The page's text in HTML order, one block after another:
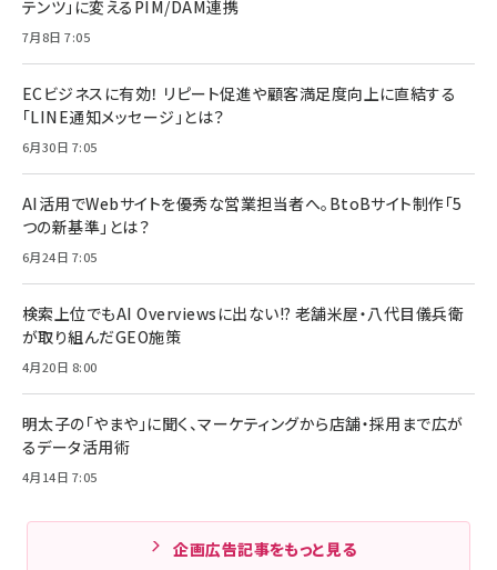
テンツ」に変えるPIM/DAM連携
7月8日 7:05
ECビジネスに有効！ リピート促進や顧客満足度向上に直結する
「LINE通知メッセージ」とは？
6月30日 7:05
AI活用でWebサイトを優秀な営業担当者へ。BtoBサイト制作「5
つの新基準」とは？
6月24日 7:05
検索上位でもAI Overviewsに出ない!? 老舗米屋・八代目儀兵衛
が取り組んだGEO施策
4月20日 8:00
明太子の「やまや」に聞く、マーケティングから店舗・採用まで広が
るデータ活用術
4月14日 7:05
企画広告記事をもっと見る